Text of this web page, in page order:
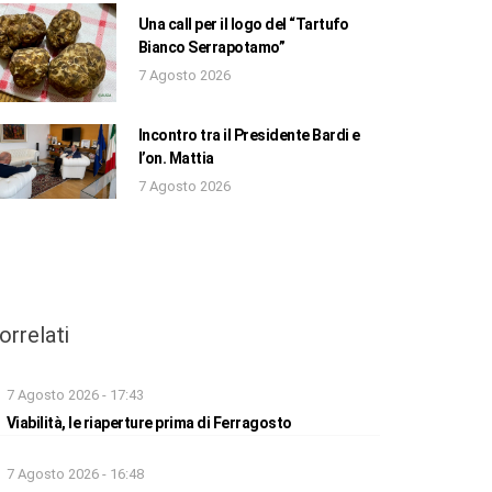
Una call per il logo del “Tartufo
Bianco Serrapotamo”
7 Agosto 2026
Incontro tra il Presidente Bardi e
l’on. Mattia
7 Agosto 2026
7 Agosto 2026 - 17:43
Viabilità, le riaperture prima di Ferragosto
7 Agosto 2026 - 16:48